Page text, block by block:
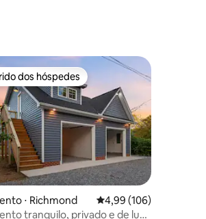
de 5, 484 avaliações
melhores preferidos dos hóspedes
dos hóspedes
⋅ Richmond 4,99 de uma avaliação
4,99 (106)
tranquilo, privado e de luxo